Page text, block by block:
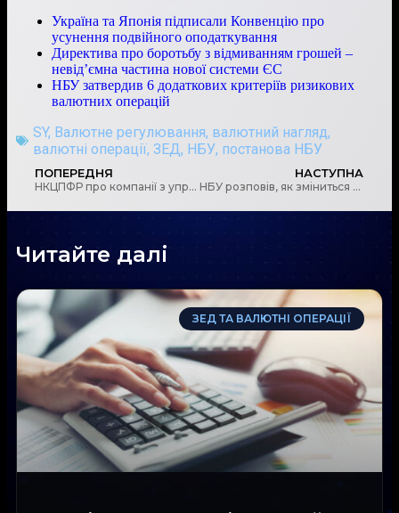
Україна та Японія підписали Конвенцію про
усунення подвійного оподаткування
Директива про боротьбу з відмиванням грошей –
невід’ємна частина нової системи ЄС
НБУ затвердив 6 додаткових критеріїв ризикових
валютних операцій
SY, Валютне регулювання, валютний нагляд,
валютні операції, ЗЕД, НБУ, постанова НБУ
ПОПЕРЕДНЯ
НКЦПФР про компанії з управління активами
НАСТУПНА
НБУ розповів, як зміниться регулювання діяльності небанків у 2024 році
Читайте далі
ЗЕД ТА ВАЛЮТНІ ОПЕРАЦІЇ